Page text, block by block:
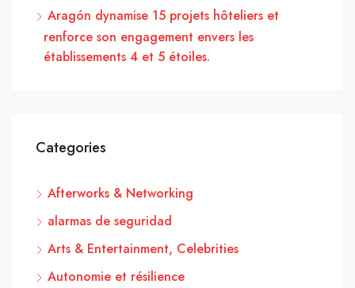
Aragón dynamise 15 projets hôteliers et
renforce son engagement envers les
établissements 4 et 5 étoiles.
Categories
Afterworks & Networking
alarmas de seguridad
Arts & Entertainment, Celebrities
Autonomie et résilience